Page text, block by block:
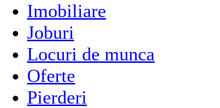
Imobiliare
Joburi
Locuri de munca
Oferte
Pierderi